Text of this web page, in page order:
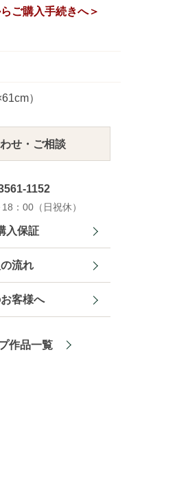
ご購入手続きへ＞
）
せ・ご相談
1152
：00（日祝休）
入保証
流れ
客様へ
作品一覧